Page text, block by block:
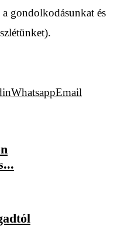
gondolkodásunkat és
WhatsappEmail